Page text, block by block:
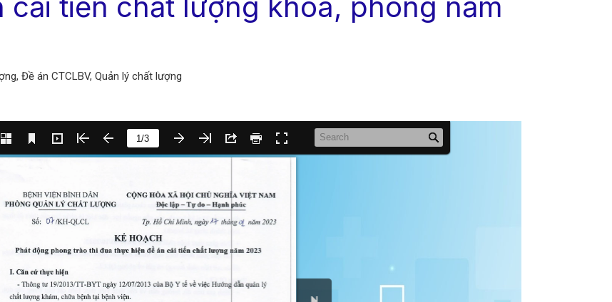
, Đề án CTCLBV, Quản lý chất lượng